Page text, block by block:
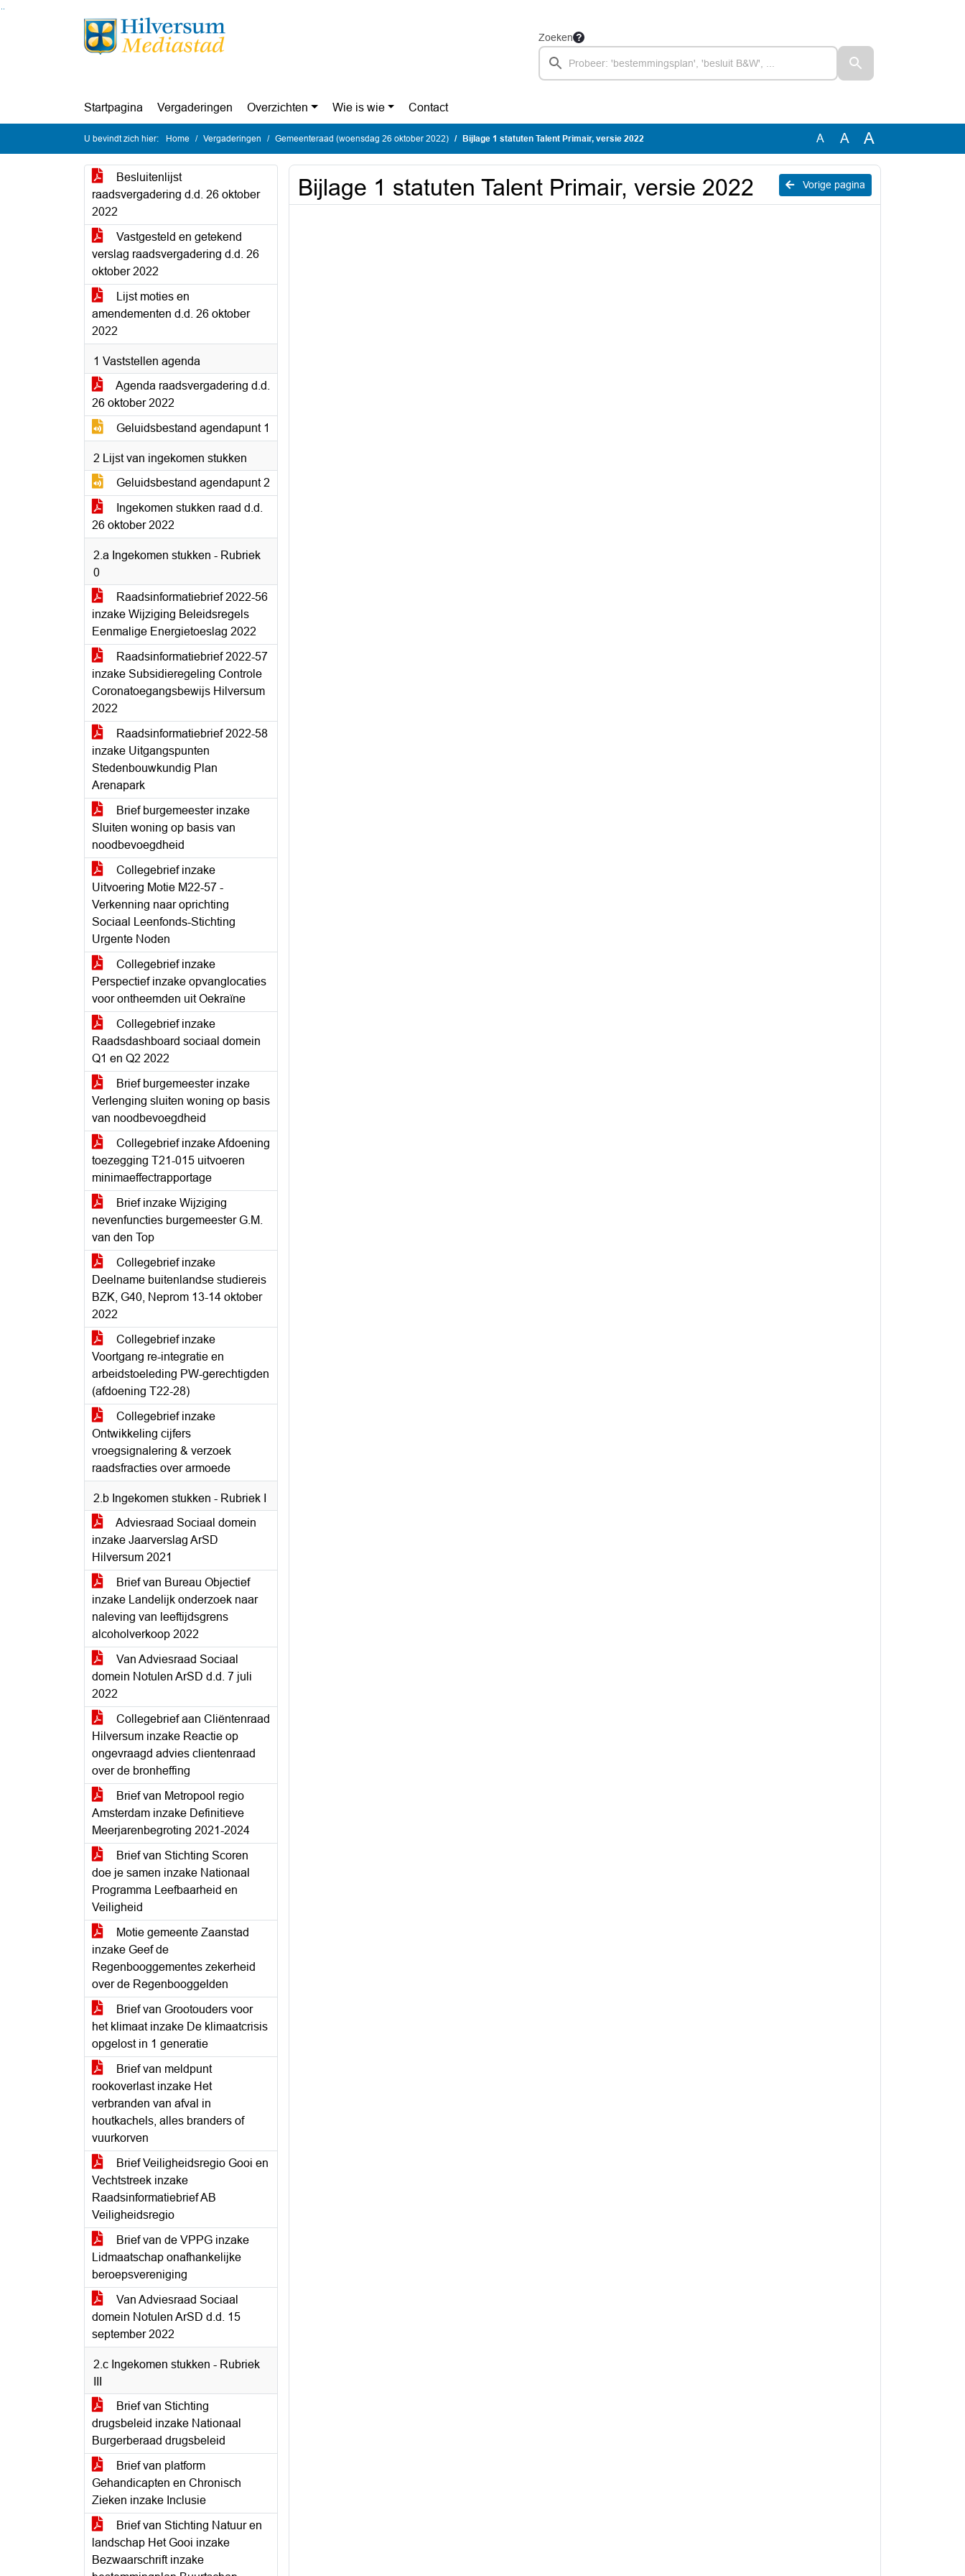
Ga naar de inhoud van deze pagina
Ga naar het zoeken
Ga naar het menu
Zoeken
Startpagina Vergaderingen Overzichten Wie is wie Contact
U bevindt zich hier: Home Vergaderingen Gemeenteraad (woensdag 26 oktober 2022) Bijlage 1 statuten Talent Primair, versie 2022 A A A
Besluitenlijst
raadsvergadering d.d. 26 oktober
2022
Vastgesteld en getekend
verslag raadsvergadering d.d. 26
oktober 2022
Lijst moties en
amendementen d.d. 26 oktober
2022
1 Vaststellen agenda
Agenda raadsvergadering d.d.
26 oktober 2022
Geluidsbestand agendapunt 1
2 Lijst van ingekomen stukken
Geluidsbestand agendapunt 2
Ingekomen stukken raad d.d.
26 oktober 2022
2.a Ingekomen stukken - Rubriek
0
Raadsinformatiebrief 2022-56
inzake Wijziging Beleidsregels
Eenmalige Energietoeslag 2022
Raadsinformatiebrief 2022-57
inzake Subsidieregeling Controle
Coronatoegangsbewijs Hilversum
2022
Raadsinformatiebrief 2022-58
inzake Uitgangspunten
Stedenbouwkundig Plan
Arenapark
Brief burgemeester inzake
Sluiten woning op basis van
noodbevoegdheid
Collegebrief inzake
Uitvoering Motie M22-57 -
Verkenning naar oprichting
Sociaal Leenfonds-Stichting
Urgente Noden
Collegebrief inzake
Perspectief inzake opvanglocaties
voor ontheemden uit Oekraïne
Collegebrief inzake
Raadsdashboard sociaal domein
Q1 en Q2 2022
Brief burgemeester inzake
Verlenging sluiten woning op basis
van noodbevoegdheid
Collegebrief inzake Afdoening
toezegging T21-015 uitvoeren
minimaeffectrapportage
Brief inzake Wijziging
nevenfuncties burgemeester G.M.
van den Top
Collegebrief inzake
Deelname buitenlandse studiereis
BZK, G40, Neprom 13-14 oktober
2022
Collegebrief inzake
Voortgang re-integratie en
arbeidstoeleding PW-gerechtigden
(afdoening T22-28)
Collegebrief inzake
Ontwikkeling cijfers
vroegsignalering & verzoek
raadsfracties over armoede
2.b Ingekomen stukken - Rubriek I
Adviesraad Sociaal domein
inzake Jaarverslag ArSD
Hilversum 2021
Brief van Bureau Objectief
inzake Landelijk onderzoek naar
naleving van leeftijdsgrens
alcoholverkoop 2022
Van Adviesraad Sociaal
domein Notulen ArSD d.d. 7 juli
2022
Collegebrief aan Cliëntenraad
Hilversum inzake Reactie op
ongevraagd advies clientenraad
over de bronheffing
Brief van Metropool regio
Amsterdam inzake Definitieve
Meerjarenbegroting 2021-2024
Brief van Stichting Scoren
doe je samen inzake Nationaal
Programma Leefbaarheid en
Veiligheid
Motie gemeente Zaanstad
inzake Geef de
Regenbooggementes zekerheid
over de Regenbooggelden
Brief van Grootouders voor
het klimaat inzake De klimaatcrisis
opgelost in 1 generatie
Brief van meldpunt
rookoverlast inzake Het
verbranden van afval in
houtkachels, alles branders of
vuurkorven
Brief Veiligheidsregio Gooi en
Vechtstreek inzake
Raadsinformatiebrief AB
Veiligheidsregio
Brief van de VPPG inzake
Lidmaatschap onafhankelijke
beroepsvereniging
Van Adviesraad Sociaal
domein Notulen ArSD d.d. 15
september 2022
2.c Ingekomen stukken - Rubriek
Brief van Stichting
drugsbeleid inzake Nationaal
Burgerberaad drugsbeleid
Brief van platform
Gehandicapten en Chronisch
Zieken inzake Inclusie
Brief van Stichting Natuur en
landschap Het Gooi inzake
Bezwaarschrift inzake
Vorige pagina
Bijlage 1 statuten Talent Primair, versie 2022